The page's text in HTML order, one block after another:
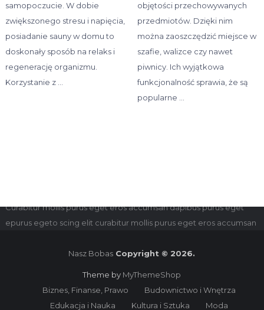
samopoczucie. W dobie
zwiększonego stresu i napięcia,
posiadanie sauny w domu to
doskonały sposób na relaks i
regenerację organizmu.
Korzystanie z …
objętości przechowywanych
przedmiotów. Dzięki nim
można zaoszczędzić miejsce w
szafie, walizce czy nawet
piwnicy. Ich wyjątkowa
funkcjonalność sprawia, że są
popularne …
Curabitur mollis purus eget eros accumsan dapibus purus eget
epurus egeto scing elit curabitur mollis purus eget eros accumsan
Nasz Bobas Copyright © 2026.
Theme by MyThemeShop
Biznes, Finanse, Prawo
Budownictwo i Wnętrza
Edukacja i Nauka
Kultura i Sztuka Moda